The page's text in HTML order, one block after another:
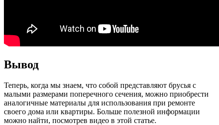
Вывод
Теперь, когда мы знаем, что собой представляют брусья с
малыми размерами поперечного сечения, можно приобрести
аналогичные материалы для использования при ремонте
своего дома или квартиры. Больше полезной информации
можно найти, посмотрев видео в этой статье.